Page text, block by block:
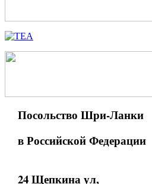
Посольство Шри-Ланки
в Российской Федерации
24 Щепкина ул,